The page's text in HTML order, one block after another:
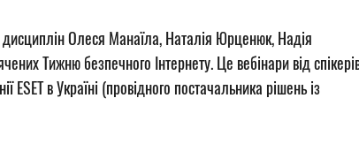
дисциплін Олеся Манаїла, Наталія Юрценюк, Надія
Тижню безпечного Інтернету. Це вебінари від
ESET в Україні (провідного постачальника рішень із